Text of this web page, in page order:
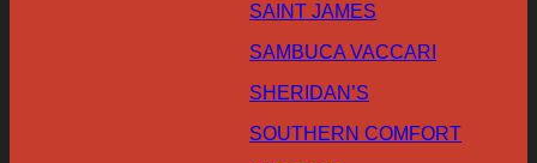
SAINT JAMES
SAMBUCA VACCARI
SHERIDAN’S
SOUTHERN COMFORT